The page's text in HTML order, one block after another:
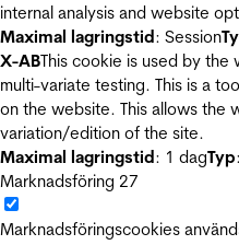
internal analysis and website
Maximal lagringstid: Session
X-ABThis cookie is used by
multi-variate testing. This is a
on the website. This allows the
variation/edition of the site.
Maximal lagringstid: 1 dagTyp
Marknadsföring 27
Marknadsföringscookies